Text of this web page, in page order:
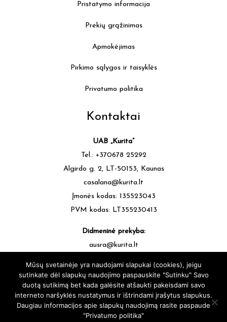
Pristatymo informacija
Prekių grąžinimas
Apmokėjimas
Pirkimo sąlygos ir taisyklės
Privatumo politika
Kontaktai
UAB „Kurita”
Tel.: +370678 25292
Algirdo g. 2, LT-50153, Kaunas
casalana@kurita.lt
Įmonės kodas: 135523043
PVM kodas: LT355230413
Didmeninė prekyba:
ausra@kurita.lt
casalana.lt - Siūlų Namai Kaune - Visos teisės saugomos © 2025 |
Mūsų svetainėje yra naudojami slapukai (cookies), jeigu
sutinkate dėl slapukų naudojimo paspauskite "Sutinku" Savo
duotą sutikimą bet kada galėsite atšaukti pakeisdami savo
interneto naršyklės nustatymus ir ištrindami įrašytus slapukus.
Daugiau informacijos apie slapukų naudojimą rasite paspaude
"Privatumo politika"